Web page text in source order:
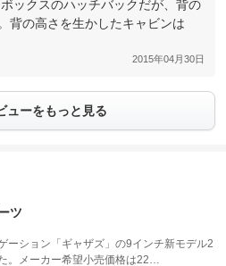
ックスのハッチバックだが、背の
背の高さを生かしたキャビンは
2015年04月30日
ューをもっと見る
ツ
ーション「ギャザズ」の9インチ新モデル2
。メーカー希望小売価格は22…